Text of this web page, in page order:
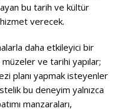
bu tarih ve kültür
verecek.
daha etkileyici bir
ve tarihi yapılar;
planı yapmak isteyenler
bu deneyim yalnızca
manzaraları,